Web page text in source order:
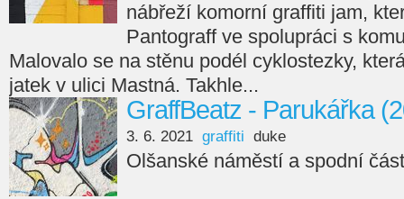
nábřeží komorní graffiti jam,
Pantograff ve spolupráci s
Malovalo se na stěnu podél cyklostezky,
jatek v ulici Mastná. Takhle...
GraffBeatz - Parukářka
3. 6. 2021 graffiti duke
Olšanské náměstí a spodní